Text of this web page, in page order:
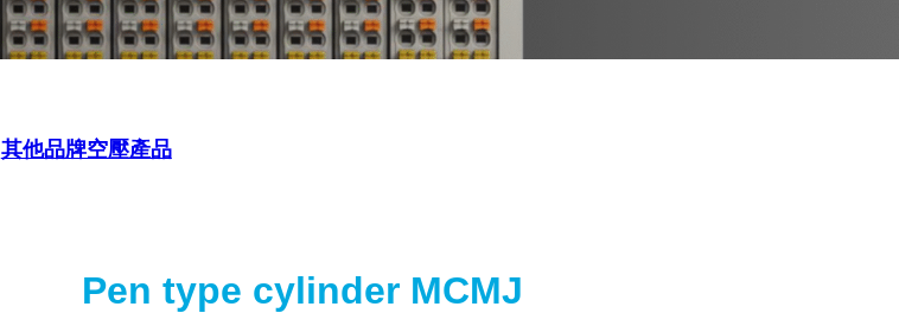
其他品牌空壓產品
Pen type cylinder MCMJ